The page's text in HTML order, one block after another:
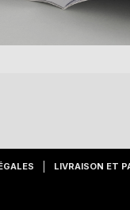
LIVRAISON ET